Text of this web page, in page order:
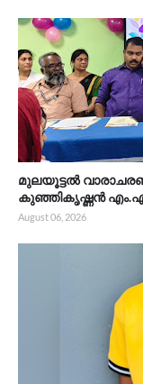
മുലയൂട്ടൽ
കുഞ്ഞികൃഷ്ണൻ
August 06, 2026